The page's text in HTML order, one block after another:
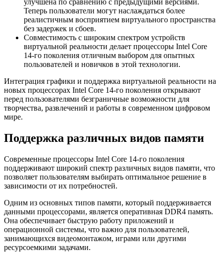
Теперь пользователи могут наслаждаться более
реалистичным восприятием виртуального пространства
без задержек и сбоев.
Совместимость с широким спектром устройств
виртуальной реальности делает процессоры Intel Core
14-го поколения отличным выбором для опытных
пользователей и новичков в этой технологии.
Интеграция графики и поддержка виртуальной реальности на
новых процессорах Intel Core 14-го поколения открывают
перед пользователями безграничные возможности для
творчества, развлечений и работы в современном цифровом
мире.
Поддержка различных видов памяти
Современные процессоры Intel Core 14-го поколения
поддерживают широкий спектр различных видов памяти, что
позволяет пользователям выбирать оптимальное решение в
зависимости от их потребностей.
Одним из основных типов памяти, который поддерживается
данными процессорами, является оперативная DDR4 память.
Она обеспечивает быструю работу приложений и
операционной системы, что важно для пользователей,
занимающихся видеомонтажом, играми или другими
ресурсоемкими задачами.